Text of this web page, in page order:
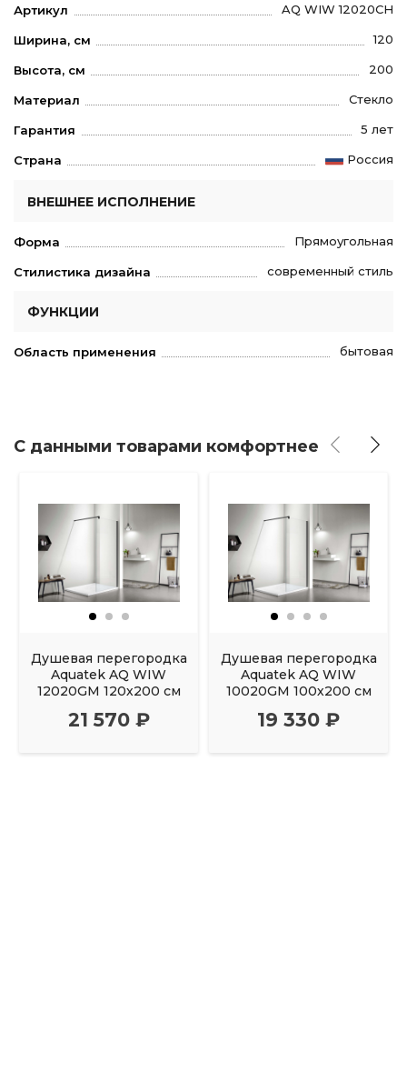
Артикул AQ WIW 12020CH
Ширина, см 120
Высота, см 200
Материал Стекло
Гарантия 5 лет
Страна Россия
ВНЕШНЕЕ ИСПОЛНЕНИЕ
Форма Прямоугольная
Стилистика дизайна современный стиль
ФУНКЦИИ
Область применения бытовая
С данными товарами комфортнее
Душевая перегородка
Aquatek AQ WIW
12020GM 120х200 см
21 570 ₽
Душевая перегородка
Aquatek AQ WIW
10020GM 100х200 см
19 330 ₽